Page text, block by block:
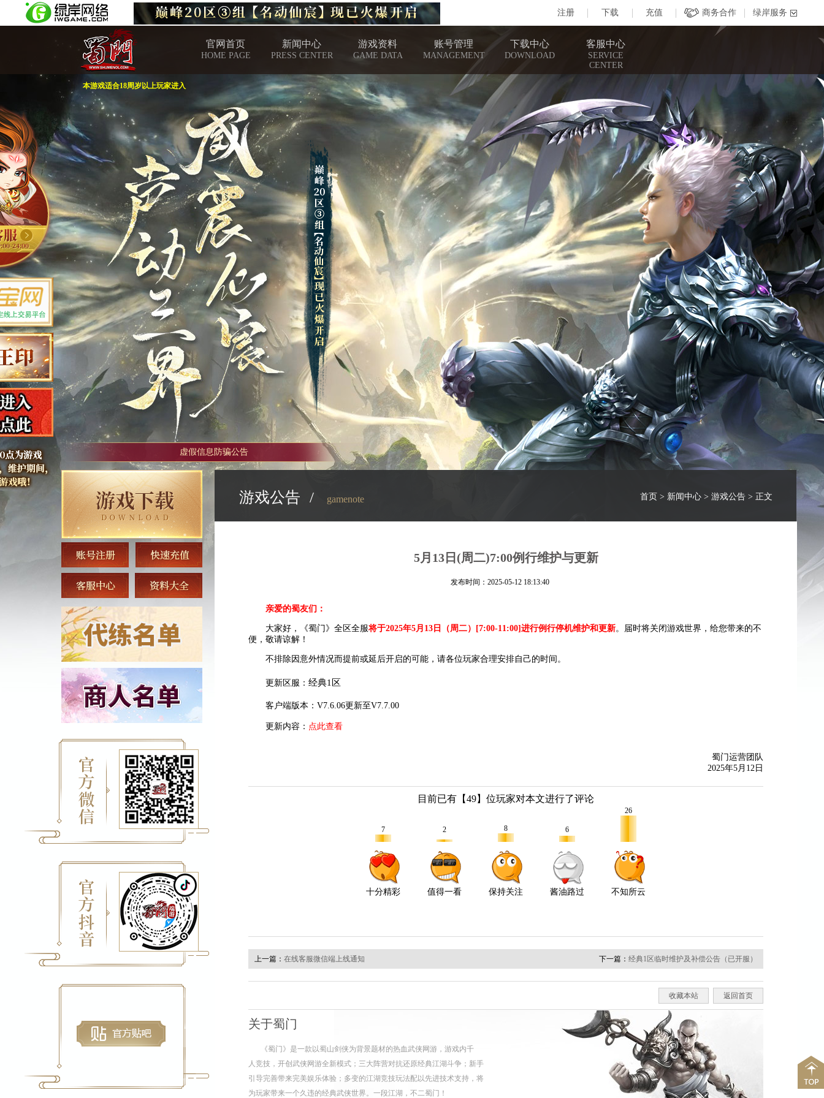
官网首页
HOME PAGE
新闻中心
PRESS CENTER
游戏资料
GAME DATA
账号管理
MANAGEMENT
下载中心
DOWNLOAD
客服中心
SERVICE
CENTER
本游戏适合18周岁以上玩家进入
虚假信息防骗公告
游戏公告 / gamenote 首页 > 新闻中心 > 游戏公告 > 正文
5月13日(周二)7:00例行维护与更新
发布时间：2025-05-12 18:13:40
亲爱的蜀友们：
大家好，《蜀门》 全区全服将于2025年5月13日（周二）[7:00-11:00]进行例行停机维护和 更新。届时将关闭游戏世界， 给您带来的不
便，敬请谅解！
不排除因意外情况而提前或延后开启的可能，请各位玩家合理安排自己的时间。
更新区服： 经典1区
客户端版本： V7.6.06更新至V7.7.00
更新内容： 点此查看
蜀门运营团队
2025年5月12日
上一篇： 在线客服微信端上线通知 下一篇： 经典1区临时维护及补偿公告（已开服）
返回首页
收藏本站
关于蜀门
《蜀门》是一款以蜀山剑侠为背景题材的热血武侠网游，游戏内千
人竞技，开创武侠网游全新模式；三大阵营对抗还原经典江湖斗争；新手
引导完善带来完美娱乐体验；多变的江湖竞技玩法配以先进技术支持，将
为玩家带来一个久违的经典武侠世界。一段江湖，不二蜀门！